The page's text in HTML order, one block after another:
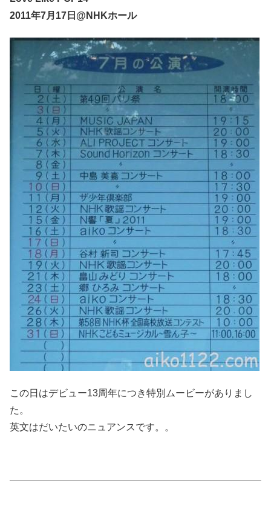
2011年7月17日@NHKホール
この日はデビュー13周年につき特別ムービーがありまし
た。
英文はだいたいのニュアンスです。。